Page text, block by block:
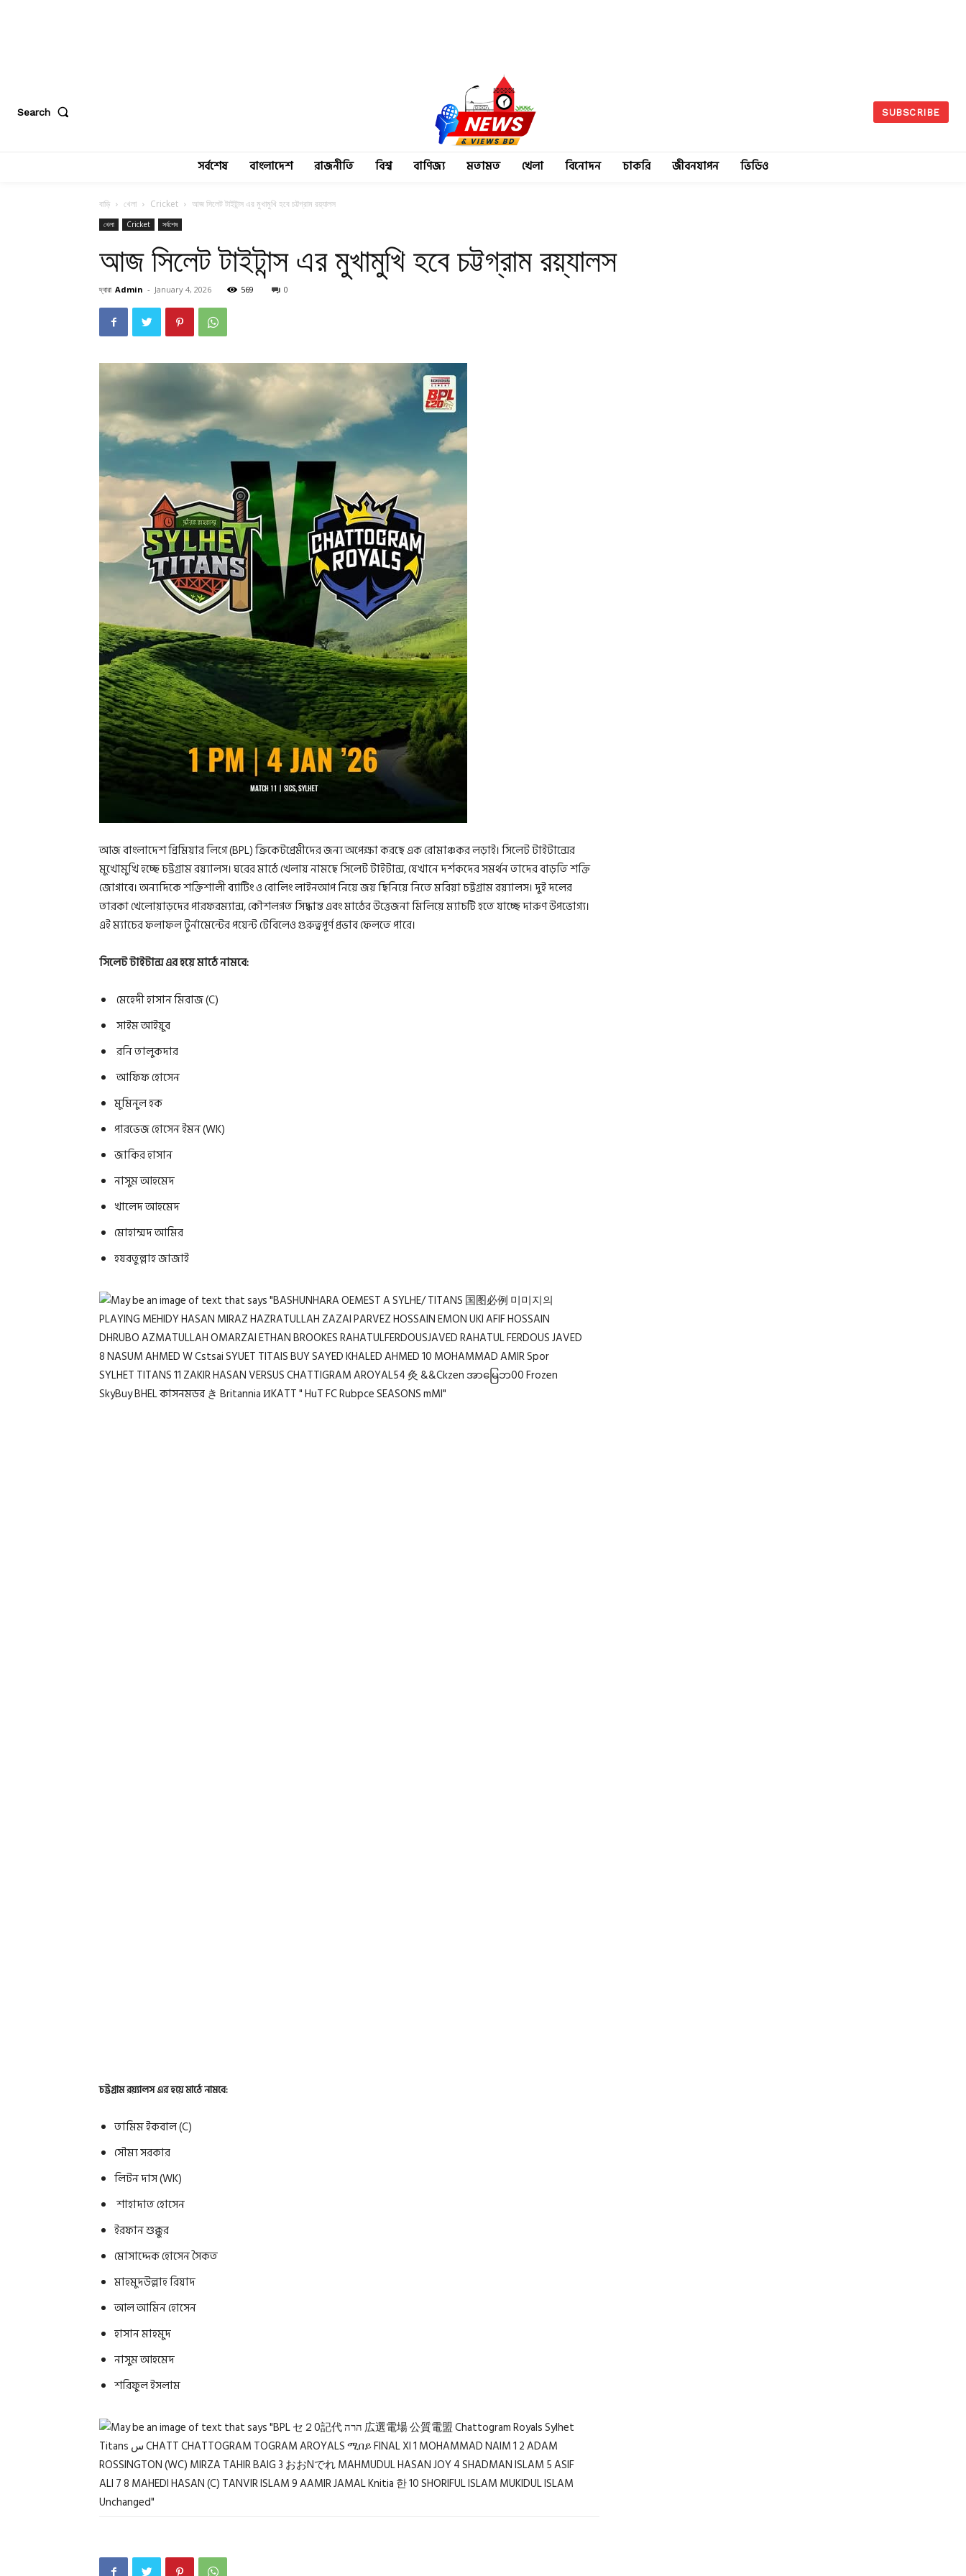
Search SUBSCRIBE
সর্বশেষ বাংলাদেশ রাজনীতি বিশ্ব বাণিজ্য মতামত খেলা বিনোদন চাকরি জীবনযাপন ভিডিও
বাড়ি খেলা Cricket আজ সিলেট টাইটান্স এর মুখামুখি হবে চট্টগ্রাম রয়্যালস
খেলা Cricket সর্বশেষ
আজ সিলেট টাইটান্স এর মুখামুখি হবে চট্টগ্রাম রয়্যালস
দ্বারা Admin - January 4, 2026 569 0
আজ বাংলাদেশ প্রিমিয়ার লিগে (BPL) ক্রিকেটপ্রেমীদের জন্য অপেক্ষা করছে এক রোমাঞ্চকর লড়াই। সিলেট টাইটান্সের
মুখোমুখি হচ্ছে চট্টগ্রাম রয়্যালস। ঘরের মাঠে খেলায় নামছে সিলেট টাইটান্স, যেখানে দর্শকদের সমর্থন তাদের বাড়তি শক্তি
জোগাবে। অন্যদিকে শক্তিশালী ব্যাটিং ও বোলিং লাইনআপ নিয়ে জয় ছিনিয়ে নিতে মরিয়া চট্টগ্রাম রয়্যালস। দুই দলের
তারকা খেলোয়াড়দের পারফরম্যান্স, কৌশলগত সিদ্ধান্ত এবং মাঠের উত্তেজনা মিলিয়ে ম্যাচটি হতে যাচ্ছে দারুণ উপভোগ্য।
এই ম্যাচের ফলাফল টুর্নামেন্টের পয়েন্ট টেবিলেও গুরুত্বপূর্ণ প্রভাব ফেলতে পারে।
সিলেট টাইটান্স এর হয়ে মাঠে নামবে:
মেহেদী হাসান মিরাজ (C)
সাইম আইয়ুব
রনি তালুকদার
আফিফ হোসেন
মুমিনুল হক
পারভেজ হোসেন ইমন (WK)
জাকির হাসান
নাসুম আহমেদ
খালেদ আহমেদ
মোহাম্মদ আমির
হযরতুল্লাহ জাজাই
চট্টগ্রাম রয়্যালস এর হয়ে মাঠে নামবে:
তামিম ইকবাল (C)
সৌম্য সরকার
লিটন দাস (WK)
শাহাদাত হোসেন
ইরফান শুক্কুর
মোসাদ্দেক হোসেন সৈকত
মাহমুদউল্লাহ রিয়াদ
আল আমিন হোসেন
হাসান মাহমুদ
নাসুম আহমেদ
শরিফুল ইসলাম